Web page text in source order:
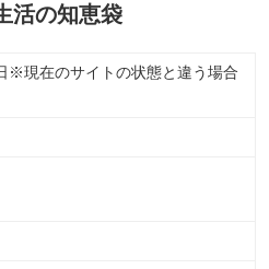
活の知恵袋
※現在のサイトの状態と違う場合